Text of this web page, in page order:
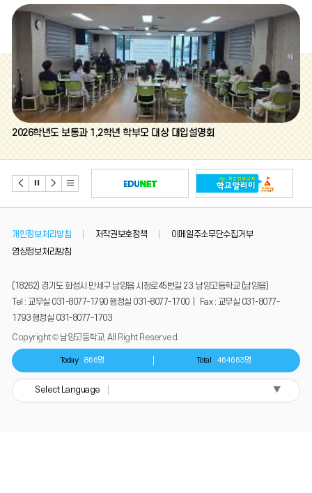
다
음
정
지
이
전
2026학년도 보통과 1,2학년 학부모 대상 대입설명회
리
더
기
개인정보처리방침 저작권보호정책
이메일주소무단수집거부
영상정보처리방침
(18262) 경기도 화성시 만세구 남양읍 시청로45번길 23. 남양고등학교 (남양읍)
Tel : 교무실 031-8077-1790 행정실 031-8077-1700 | Fax : 교무실 031-8077-
1793 행정실 031-8077-1703
Copyright © 남양고등학교, All Right Reserved.
Today 866명 Total 464663명
Select Language ▼